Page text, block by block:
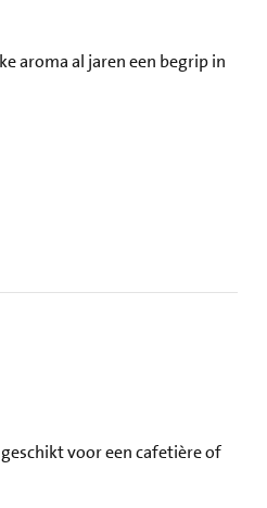
aroma al jaren een begrip in
voor een cafetière of